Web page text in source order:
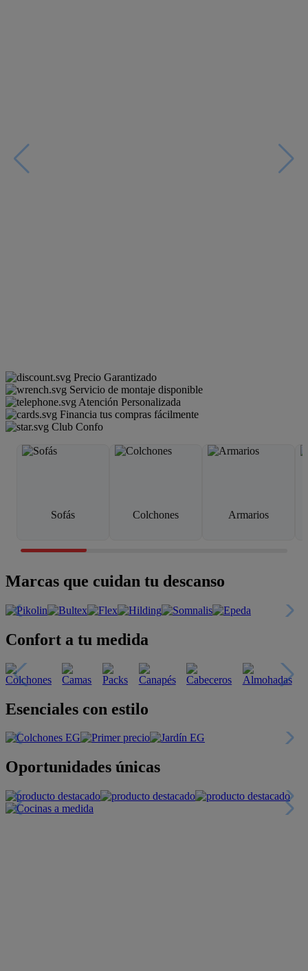
Precio Garantizado
Servicio de montaje disponible
Atención Personalizada
Financia tus compras fácilmente
Club Confo
Sofás Colchones Armarios
Marcas que cuidan tu descanso
Confort a tu medida
Esenciales con estilo
Oportunidades únicas